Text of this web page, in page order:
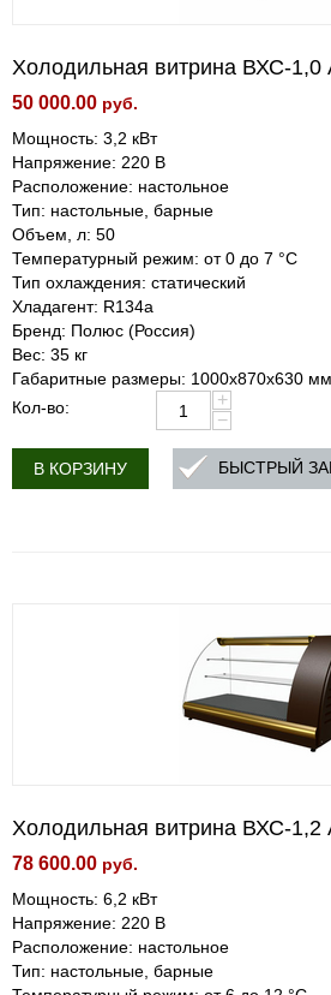
Холодильная витрина ВХС-1,0
50 000.00 руб.
Мощность: 3,2 кВт
Напряжение: 220 В
Расположение: настольное
Тип: настольные, барные
Объем, л: 50
Температурный режим: от 0 до 7 °С
Тип охлаждения: статический
Хладагент: R134a
Бренд: Полюс (Россия)
Вес: 35 кг
Габаритные размеры: 1000х870х630 мм
Кол-во:
+
−
В КОРЗИНУ БЫСТРЫЙ
Холодильная витрина ВХС-1,2
78 600.00 руб.
Мощность: 6,2 кВт
Напряжение: 220 В
Расположение: настольное
Тип: настольные, барные